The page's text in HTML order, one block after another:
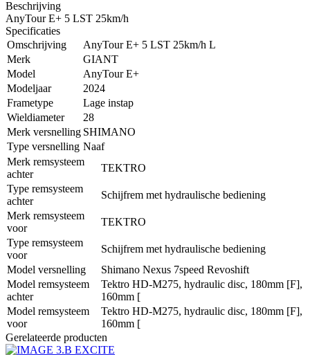
Beschrijving
AnyTour E+ 5 LST 25km/h
Specificaties
Omschrijving
AnyTour E+ 5 LST 25km/h L
Merk
GIANT
Model
AnyTour E+
Modeljaar
2024
Frametype
Lage instap
Wieldiameter
28
Merk versnelling SHIMANO
Type versnelling Naaf
Merk remsysteem
achter
TEKTRO
Type remsysteem
achter
Schijfrem met hydraulische bediening
Merk remsysteem
voor
TEKTRO
Type remsysteem
voor
Schijfrem met hydraulische bediening
Model versnelling
Shimano Nexus 7speed Revoshift
Model remsysteem
achter
Tektro HD-M275, hydraulic disc, 180mm [F],
160mm [
Model remsysteem
voor
Tektro HD-M275, hydraulic disc, 180mm [F],
160mm [
Gerelateerde producten